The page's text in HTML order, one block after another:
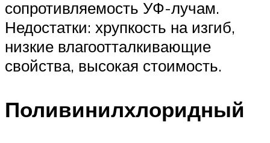
сопротивляемость УФ-лучам.
Недостатки: хрупкость на изгиб,
низкие влагоотталкивающие
свойства, высокая стоимость.
Поливинилхлоридный